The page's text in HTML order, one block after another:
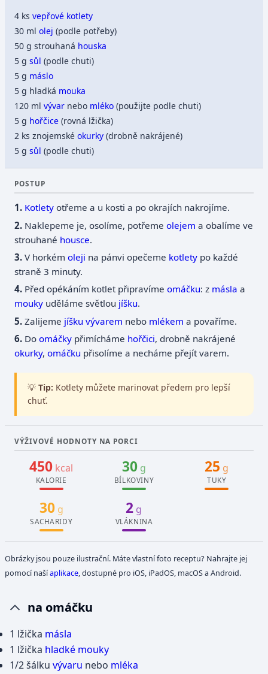
4 ksvepřové kotlety
30 mlolej (podle potřeby)
50 g strouhaná houska
5 gsůl (podle chuti)
5 g máslo
5 g hladká mouka
120 mlvývar nebo mléko (použijte podle chuti)
5 g hořčice (rovná lžička)
2 ks znojemskéokurky (drobně nakrájené)
5 gsůl (podle chuti)
POSTUP
Kotlety otřeme a u kosti a po okrajích nakrojíme.
Naklepeme je, osolíme, potřemeolejem a obalíme ve
strouhané housce.
V horkémoleji na pánvi opečeme kotlety po každé
straně 3 minuty.
Před opékáním kotlet připravímeomáčku: z másla a
mouky uděláme světlou jíšku.
Zalijeme jíšku vývarem nebo mlékem a povaříme.
Doomáčky přimícháme hořčici, drobně nakrájené
okurky,omáčku přisolíme a necháme přejít varem.
💡 Tip: Kotlety můžete marinovat předem pro lepší
chuť.
VÝŽIVOVÉ HODNOTY NA PORCI
450 kcal
KALORIE
30g
BÍLKOVINY
25 g
TUKY
30g
SACHARIDY
2 g
VLÁKNINA
Obrázky jsou pouze ilustrační. Máte vlastní foto receptu? Nahrajte jej
pomocí našíaplikace, dostupné pro iOS, iPadOS, macOS a Android.
na omáčku
1 lžička másla
1 lžička hladké mouky
1/2 šálku vývaru nebo mléka